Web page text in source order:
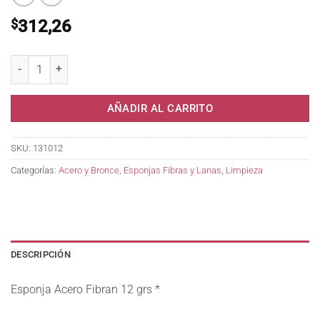
$312,26
AÑADIR AL CARRITO
SKU: 131012
Categorías: Acero y Bronce, Esponjas Fibras y Lanas, Limpieza
DESCRIPCIÓN
Esponja Acero Fibran 12 grs *